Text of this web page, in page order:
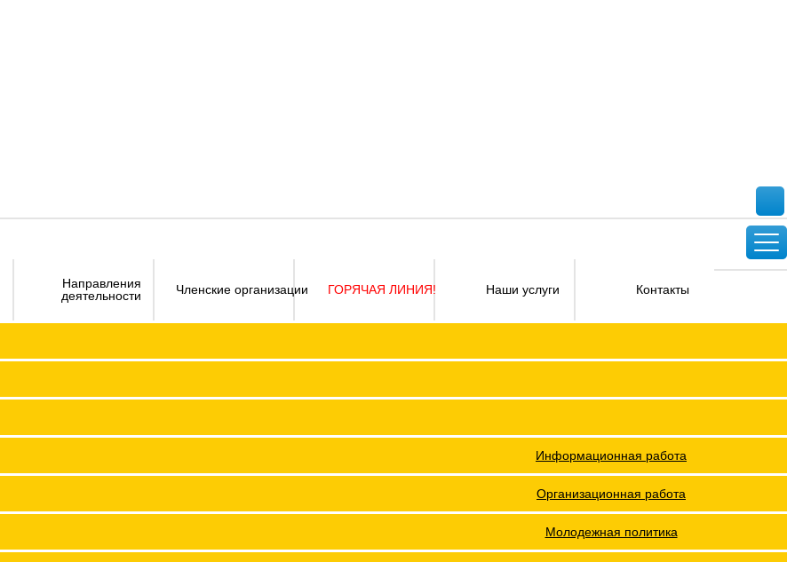
Решения Советов Федерации
Постановления президиумов
Направления
деятельности
Информационная работа
Организационная работа
Молодежная политика
Членские организации ГОРЯЧАЯ ЛИНИЯ! Наши услуги Контакты